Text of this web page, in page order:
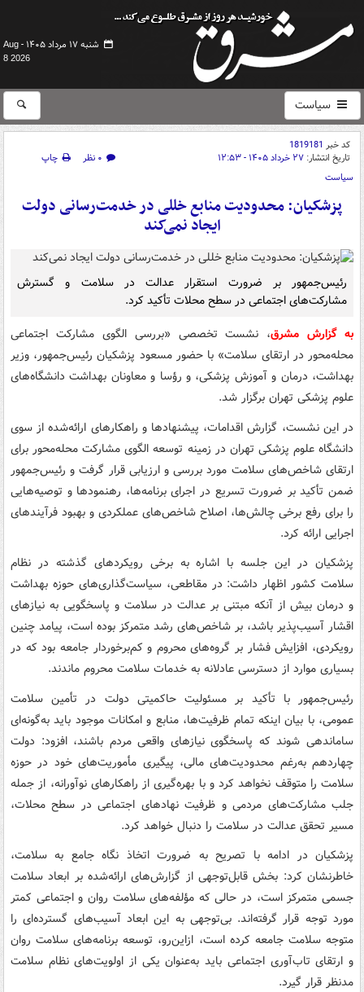
شنبه ۱۷ مرداد ۱۴۰۵ -
Aug
8 2026
سیاست
کد خبر 1819181
تاریخ انتشار: ۲۷ خرداد ۱۴۰۵ - ۱۲:۵۳ ۰ نظر
چاپ
سیاست
پزشکیان: محدودیت منابع خللی در خدمت‌رسانی دولت
ایجاد نمی‌کند
رئیس‌جمهور بر ضرورت استقرار عدالت در سلامت و گسترش
مشارکت‌های اجتماعی در سطح محلات تأکید کرد.
به گزارش مشرق، نشست تخصصی «بررسی الگوی مشارکت اجتماعی
محله‌محور در ارتقای سلامت» با حضور مسعود پزشکیان رئیس‌جمهور، وزیر
بهداشت، درمان و آموزش پزشکی، و رؤسا و معاونان بهداشت دانشگاه‌های
علوم پزشکی تهران برگزار شد.
در این نشست، گزارش اقدامات، پیشنهادها و راهکارهای ارائه‌شده از سوی
دانشگاه علوم پزشکی تهران در زمینه توسعه الگوی مشارکت محله‌محور برای
ارتقای شاخص‌های سلامت مورد بررسی و ارزیابی قرار گرفت و رئیس‌جمهور
ضمن تأکید بر ضرورت تسریع در اجرای برنامه‌ها، رهنمودها و توصیه‌هایی
را برای رفع برخی چالش‌ها، اصلاح شاخص‌های عملکردی و بهبود فرآیندهای
اجرایی ارائه کرد.
پزشکیان در این جلسه با اشاره به برخی رویکردهای گذشته در نظام
سلامت کشور اظهار داشت: در مقاطعی، سیاست‌گذاری‌های حوزه بهداشت
و درمان بیش از آنکه مبتنی بر عدالت در سلامت و پاسخگویی به نیازهای
اقشار آسیب‌پذیر باشد، بر شاخص‌های رشد متمرکز بوده است، پیامد چنین
رویکردی، افزایش فشار بر گروه‌های محروم و کم‌برخوردار جامعه بود که در
بسیاری موارد از دسترسی عادلانه به خدمات سلامت محروم ماندند.
رئیس‌جمهور با تأکید بر مسئولیت حاکمیتی دولت در تأمین سلامت
عمومی، با بیان اینکه تمام ظرفیت‌ها، منابع و امکانات موجود باید به‌گونه‌ای
ساماندهی شوند که پاسخگوی نیازهای واقعی مردم باشند، افزود: دولت
چهاردهم به‌رغم محدودیت‌های مالی، پیگیری مأموریت‌های خود در حوزه
سلامت را متوقف نخواهد کرد و با بهره‌گیری از راهکارهای نوآورانه، از جمله
جلب مشارکت‌های مردمی و ظرفیت نهادهای اجتماعی در سطح محلات،
مسیر تحقق عدالت در سلامت را دنبال خواهد کرد.
پزشکیان در ادامه با تصریح به ضرورت اتخاذ نگاه جامع به سلامت،
خاطرنشان کرد: بخش قابل‌توجهی از گزارش‌های ارائه‌شده بر ابعاد سلامت
جسمی متمرکز است، در حالی که مؤلفه‌های سلامت روان و اجتماعی کمتر
مورد توجه قرار گرفته‌اند. بی‌توجهی به این ابعاد آسیب‌های گسترده‌ای را
متوجه سلامت جامعه کرده است، ازاین‌رو، توسعه برنامه‌های سلامت روان
و ارتقای تاب‌آوری اجتماعی باید به‌عنوان یکی از اولویت‌های نظام سلامت
مدنظر قرار گیرد.